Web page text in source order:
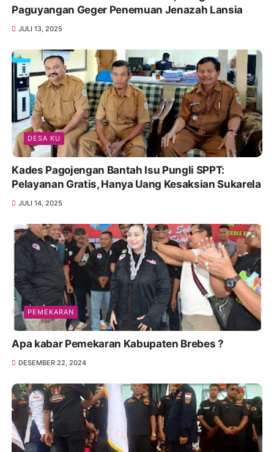
Paguyangan Geger Penemuan Jenazah Lansia
JULI 13, 2025
DESA KU
Kades Pagojengan Bantah Isu Pungli SPPT:
Pelayanan Gratis, Hanya Uang Kesaksian Sukarela
JULI 14, 2025
PEMEKARAN
Apa kabar Pemekaran Kabupaten Brebes ?
DESEMBER 22, 2024